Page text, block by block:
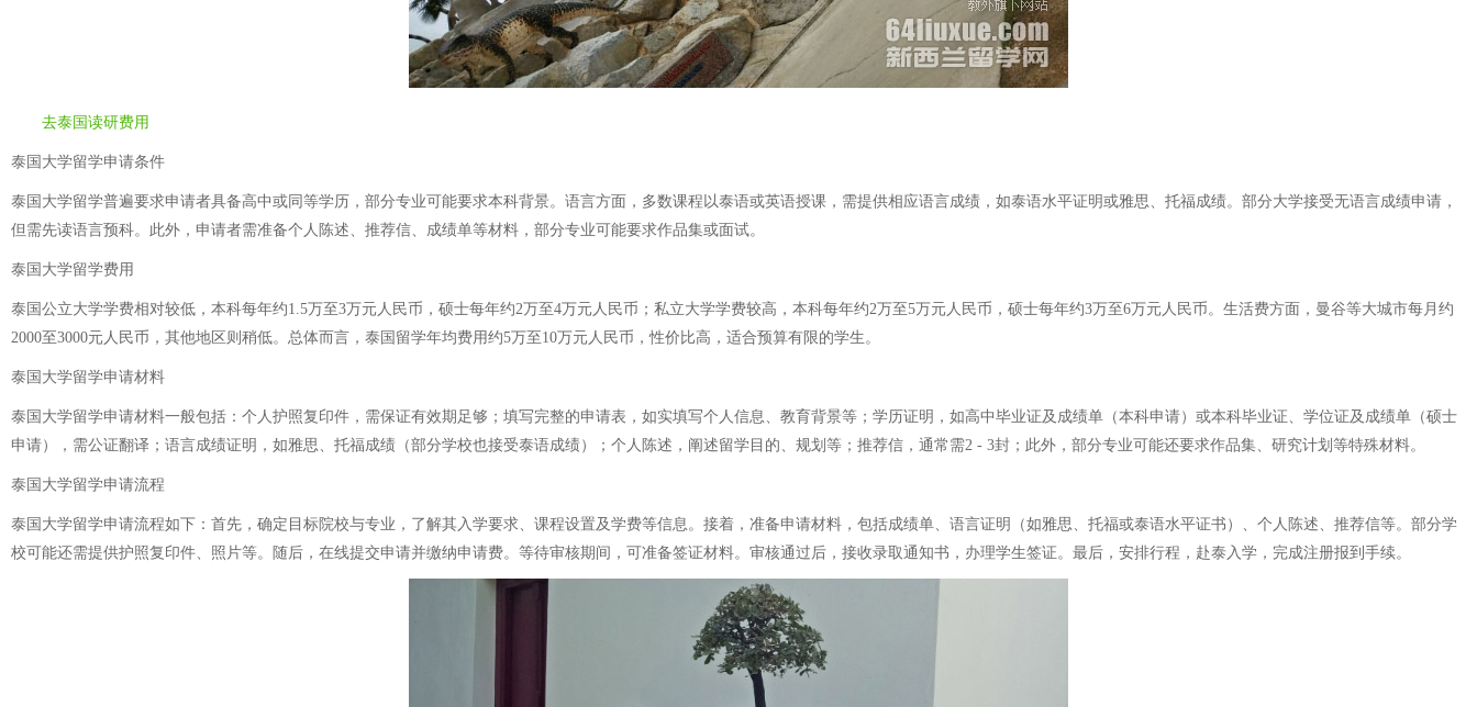
去泰国读研费用
泰国大学留学申请条件
泰国大学留学普遍要求申请者具备高中或同等学历，部分专业可能要求本科背景。语言方面，多数课程以泰语或英语授课，需提供相应语言成绩，如泰语水平证明或雅思、托福成绩。部分大学接受无语言成绩申请，
但需先读语言预科。此外，申请者需准备个人陈述、推荐信、成绩单等材料，部分专业可能要求作品集或面试。
泰国大学留学费用
泰国公立大学学费相对较低，本科每年约1.5万至3万元人民币，硕士每年约2万至4万元人民币；私立大学学费较高，本科每年约2万至5万元人民币，硕士每年约3万至6万元人民币。生活费方面，曼谷等大城市每月约
2000至3000元人民币，其他地区则稍低。总体而言，泰国留学年均费用约5万至10万元人民币，性价比高，适合预算有限的学生。
泰国大学留学申请材料
泰国大学留学申请材料一般包括：个人护照复印件，需保证有效期足够；填写完整的申请表，如实填写个人信息、教育背景等；学历证明，如高中毕业证及成绩单（本科申请）或本科毕业证、学位证及成绩单（硕士
申请），需公证翻译；语言成绩证明，如雅思、托福成绩（部分学校也接受泰语成绩）；个人陈述，阐述留学目的、规划等；推荐信，通常需2 - 3封；此外，部分专业可能还要求作品集、研究计划等特殊材料。
泰国大学留学申请流程
泰国大学留学申请流程如下：首先，确定目标院校与专业，了解其入学要求、课程设置及学费等信息。接着，准备申请材料，包括成绩单、语言证明（如雅思、托福或泰语水平证书）、个人陈述、推荐信等。部分学
校可能还需提供护照复印件、照片等。随后，在线提交申请并缴纳申请费。等待审核期间，可准备签证材料。审核通过后，接收录取通知书，办理学生签证。最后，安排行程，赴泰入学，完成注册报到手续。